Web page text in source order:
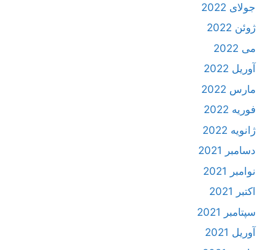
جولای 2022
ژوئن 2022
می 2022
آوریل 2022
مارس 2022
فوریه 2022
ژانویه 2022
دسامبر 2021
نوامبر 2021
اکتبر 2021
سپتامبر 2021
آوریل 2021